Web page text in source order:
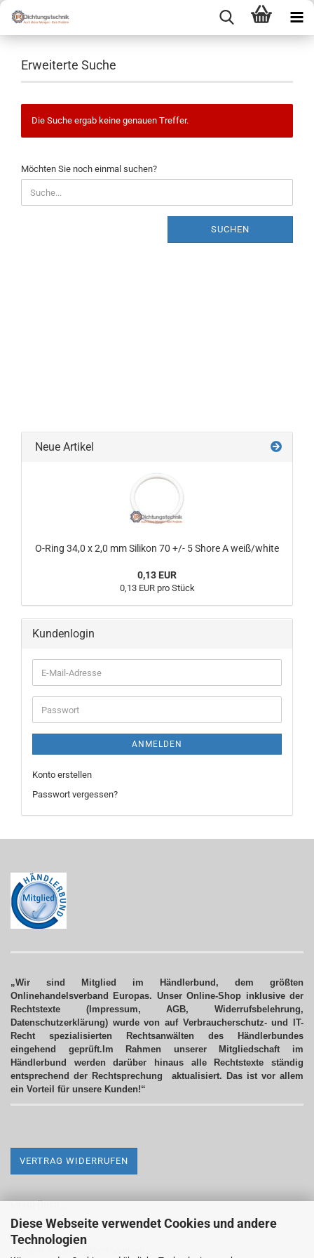
Diese Webseite verwendet Cookies und andere
Technologien
Erweiterte Suche
Die Suche ergab keine genauen Treffer.
MÖCHTEN
SIE
NOCH
EINMAL
Möchten Sie noch einmal suchen?
SUCHEN
Neue Artikel
O-Ring 34,0 x 2,0 mm Silikon 70 +/- 5 Shore A weiß/white
0,13 EUR
0,13 EUR pro Stück
Kundenlogin
E-
Mail-
Adresse
Passwort
ANMELDEN
Konto erstellen
Passwort vergessen?
„Wir sind Mitglied im Händlerbund, dem größten
Onlinehandelsverband Europas. Unser Online-Shop inklusive der
Rechtstexte (Impressum, AGB, Widerrufsbelehrung,
Datenschutzerklärung) wurde von auf Verbraucherschutz- und IT-
Recht spezialisierten Rechtsanwälten des Händlerbundes
eingehend geprüft.Im Rahmen unserer Mitgliedschaft im
Händlerbund werden darüber hinaus alle Rechtstexte ständig
entsprechend der Rechtsprechung aktualisiert. Das ist vor allem
ein Vorteil für unsere Kunden!“
VERTRAG WIDERRUFEN
Impressum
Versand- & Zahlungsbedingungen